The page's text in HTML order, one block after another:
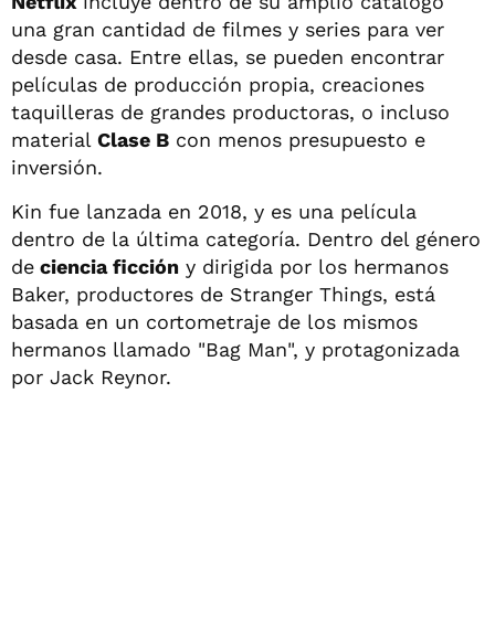
una gran cantidad de filmes y series para ver
desde casa. Entre ellas, se pueden encontrar
películas de producción propia, creaciones
taquilleras de grandes productoras, o incluso
material Clase B con menos presupuesto e
inversión.
Kin fue lanzada en 2018, y es una película
dentro de la última categoría. Dentro del género
de ciencia ficción y dirigida por los hermanos
Baker, productores de Stranger Things, está
basada en un cortometraje de los mismos
hermanos llamado "Bag Man", y protagonizada
por Jack Reynor.